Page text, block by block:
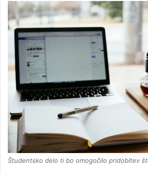
Študentsko delo ti bo omogočilo pridobitev